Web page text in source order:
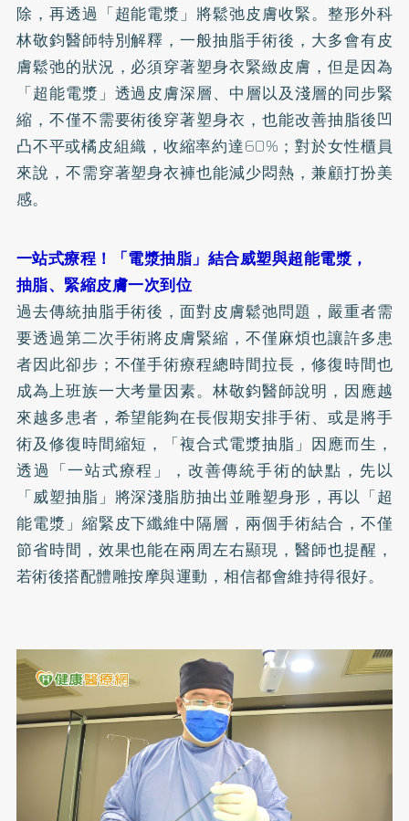
除，再透過「超能電漿」將鬆弛皮膚收緊。整形外科
林敬鈞醫師特別解釋，一般抽脂手術後，大多會有皮
膚鬆弛的狀況，必須穿著塑身衣緊緻皮膚，但是因為
「超能電漿」透過皮膚深層、中層以及淺層的同步緊
縮，不僅不需要術後穿著塑身衣，也能改善抽脂後凹
凸不平或橘皮組織，收縮率約達60%；對於女性櫃員
來說，不需穿著塑身衣褲也能減少悶熱，兼顧打扮美
感。
一站式療程！「電漿抽脂」結合威塑與超能電漿，
抽脂、緊縮皮膚一次到位
過去傳統抽脂手術後，面對皮膚鬆弛問題，嚴重者需
要透過第二次手術將皮膚緊縮，不僅麻煩也讓許多患
者因此卻步；不僅手術療程總時間拉長，修復時間也
成為上班族一大考量因素。林敬鈞醫師說明，因應越
來越多患者，希望能夠在長假期安排手術、或是將手
術及修復時間縮短，「複合式電漿抽脂」因應而生，
透過「一站式療程」，改善傳統手術的缺點，先以
「威塑抽脂」將深淺脂肪抽出並雕塑身形，再以「超
能電漿」縮緊皮下纖維中隔層，兩個手術結合，不僅
節省時間，效果也能在兩周左右顯現，醫師也提醒，
若術後搭配體雕按摩與運動，相信都會維持得很好。